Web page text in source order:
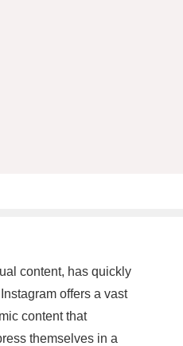
content, has quickly
offers a vast
content that
themselves in a